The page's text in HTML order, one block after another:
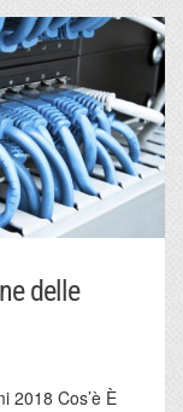
delle
2018 Cos’è È